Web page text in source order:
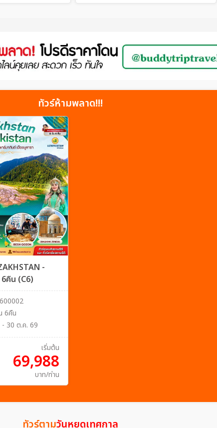
ทัวร์ห้ามพลาด!!!
-
คืน (C6)
6คืน
30 ต.ค. 69
เริ่มต้น
69,988
บาท/ท่าน
ทัวร์ตามวันหยุดเทศกาล